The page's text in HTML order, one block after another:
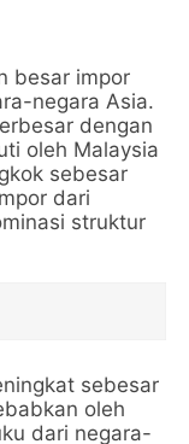
besar impor
negara Asia.
dengan
oleh Malaysia
sebesar
dari
struktur
sebesar
oleh
dari negara-